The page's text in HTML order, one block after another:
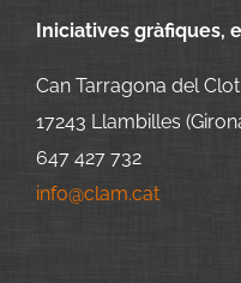
Iniciatives gràfiques,
Can Tarragona del
17243 Llambilles
647 427 732
info@clam.cat